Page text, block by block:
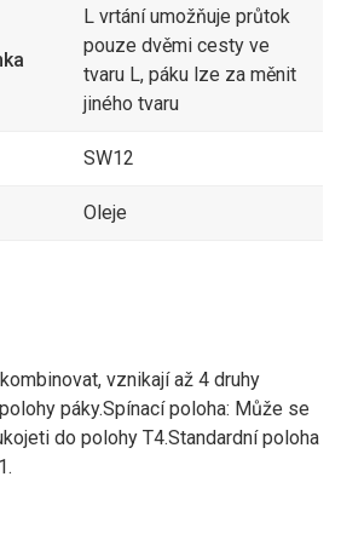
L vrtání umožňuje průtok
pouze dvěmi cesty ve
tvaru L, páku lze za měnit
jiného tvaru
SW12
Oleje
vznikají až 4 druhy
páky.Spínací poloha: Může se
do polohy T4.Standardní poloha